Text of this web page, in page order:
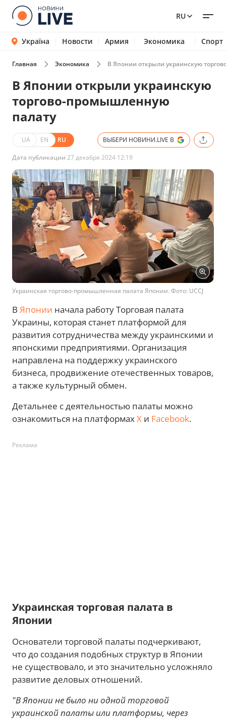
RU
Україна Новости Армия Экономика Спорт
Главная Экономика В Японии открыли украинскую
В Японии открыли украинскую
торгово-промышленную
палату
UA EN RU ВЫБЕРИ НОВИНИ.LIVE В
Дата публикации 27 декабря 2024 12:19
Украинская торгово-промышленная палата Японии. Фото: UCCJ
В Японии начала работу Торговая палата
Украины, которая станет платформой для
развития сотрудничества между украинскими и
японскими предприятиями. Организация
направлена на поддержку украинского
бизнеса, продвижение отечественных товаров,
а также культурный обмен.
Детальнее с деятельностью палаты можно
ознакомиться на платформахX и Facebook.
Реклама
Украинская торговая палата в
Японии
Основатели торговой палаты подчеркивают,
что до создания подобных структур в Японии
не существовало, и это значительно усложняло
развитие деловых отношений.
"В Японии не было ни одной торговой
украинской палаты или платформы, через